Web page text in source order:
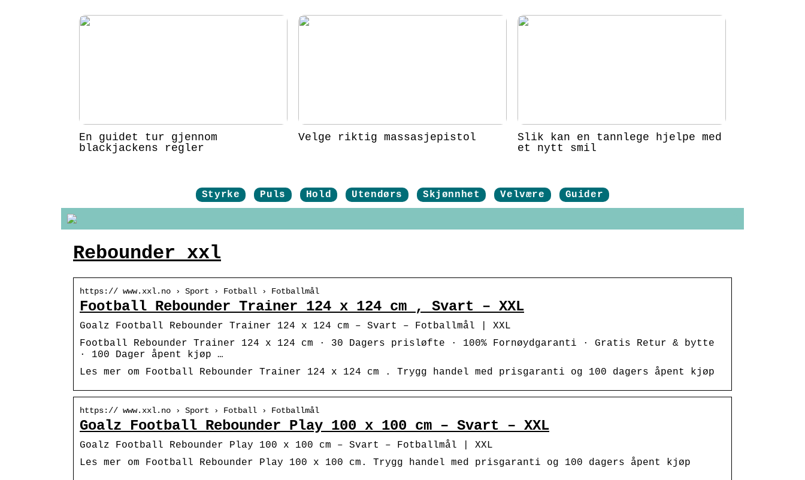
En guidet tur gjennom
blackjackens regler
Velge riktig massasjepistol
Slik kan en tannlege hjelpe med
et nytt smil
Styrke Puls Hold Utendørs Skjønnhet Velvære Guider
Rebounder xxl
https:// www.xxl.no › Sport › Fotball › Fotballmål
Football Rebounder Trainer 124 x 124 cm , Svart – XXL
Goalz Football Rebounder Trainer 124 x 124 cm – Svart – Fotballmål | XXL
Football Rebounder Trainer 124 x 124 cm · 30 Dagers prisløfte · 100% Fornøydgaranti · Gratis Retur & bytte
· 100 Dager åpent kjøp …
Les mer om Football Rebounder Trainer 124 x 124 cm . Trygg handel med prisgaranti og 100 dagers åpent kjøp
https:// www.xxl.no › Sport › Fotball › Fotballmål
Goalz Football Rebounder Play 100 x 100 cm – Svart – XXL
Goalz Football Rebounder Play 100 x 100 cm – Svart – Fotballmål | XXL
Les mer om Football Rebounder Play 100 x 100 cm. Trygg handel med prisgaranti og 100 dagers åpent kjøp